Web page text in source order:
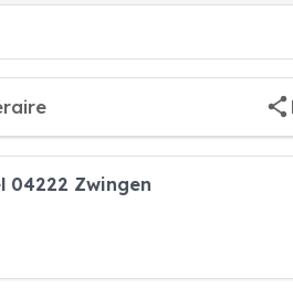
04222 Zwingen